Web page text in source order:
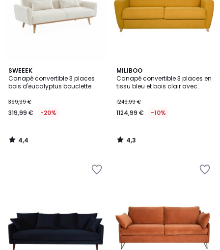
SWEEEK
Canapé convertible 3 places
bois d'eucalyptus bouclette
399,99 €
319,99 € -20%
4,4
/ 5
4,4
/
MILIBOO
Canapé convertible 3 places en
tissu bleu et bois clair avec
GRAHAM
1249,99 €
1124,99 € -10%
4,3
/ 5
4,3
/